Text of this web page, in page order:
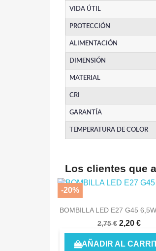
VIDA ÚTIL
PROTECCIÓN
ALIMENTACIÓN
DIMENSIÓN
MATERIAL
CRI
GARANTÍA
TEMPERATURA DE COLOR
Los clientes que
BOMBILLA LED E27 G45
2,75 € 2,20 €
AÑADIR AL
-20%